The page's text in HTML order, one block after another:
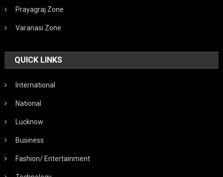
Prayagraj Zone
Varanasi Zone
QUICK LINKS
International
National
Lucknow
Business
Fashion/ Entertainment